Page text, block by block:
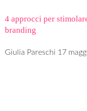
4 approcci per
branding
Giulia Pareschi 17